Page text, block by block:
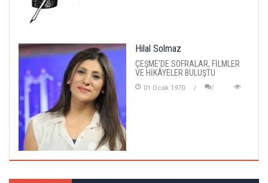
Hilal Solmaz
ÇEŞME'DE SOFRALAR, FİLMLER
VE HİKÂYELER BULUŞTU
01 Ocak 1970